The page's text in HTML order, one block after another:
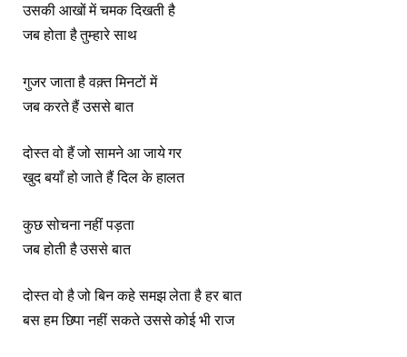
उसकी आखों में चमक दिखती है
जब होता है तुम्हारे साथ
गुजर जाता है वक़्त मिनटों में
जब करते हैं उससे बात
दोस्त वो हैं जो सामने आ जाये गर
खुद बयाँ हो जाते हैं दिल के हालत
कुछ सोचना नहीं पड़ता
जब होती है उससे बात
दोस्त वो है जो बिन कहे समझ लेता है हर बात
बस हम छिपा नहीं सकते उससे कोई भी राज